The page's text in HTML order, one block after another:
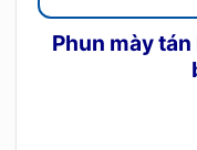
Phun mày